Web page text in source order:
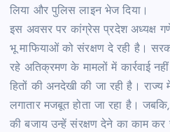
लिया और पुलिस लाइन भेज दिया।
इस अवसर पर कांग्रेस प्रदेश अध्यक्ष
भू माफियाओं को संरक्षण दे रही है।
रहे अतिक्रमण के मामलों में कार्रवाई
हितों की अनदेखी की जा रही है। राज्य
लगातार मजबूत होता जा रहा है।
की बजाय उन्हें संरक्षण देने का काम कर